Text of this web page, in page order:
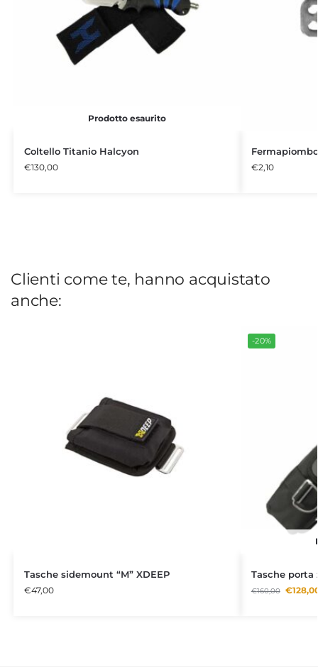
Prodotto esaurito
Coltello Titanio Halcyon
€130,00 €2,10
Clienti come te, hanno acquistato
anche:
Tasche sidemount “M” XDEEP
€47,00
-20%
Tasche porta
€160,00 €